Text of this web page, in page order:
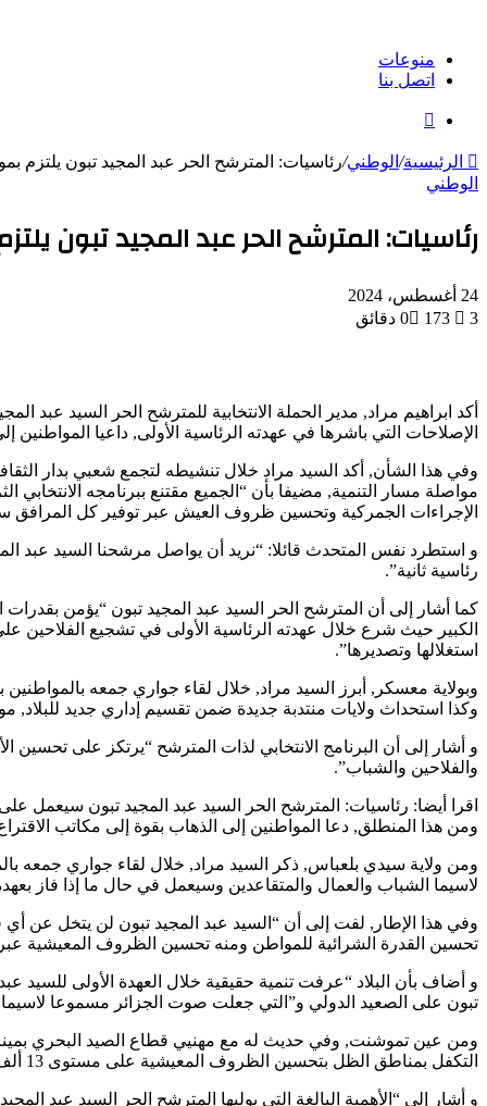
منوعات
اتصل بنا
الرئيسية/ الوطني/رئاسيات: المترشح الحر عبد المجيد تبون يلتزم
الوطني
رئاسيات: المترشح الحر عبد المجيد تبون
24 أغسطس، 2024
0
173 3 دقائق
أكد ابراهيم مراد, مدير الحملة الانتخابية للمترشح الحر السيد
الإصلاحات التي باشرها في عهدته الرئاسية الأولى, داعيا المواطنين إلى المشاركة بقوة في رئاسيات ال7
وفي هذا الشأن, أكد السيد مراد خلال تنشيطه لتجمع شعبي بدار
مواصلة مسار التنمية, مضيفا بأن “الجميع مقتنع ببرنامجه
الإجراءات الجمركية وتحسين ظروف العيش عبر توفير كل المرافق
رئاسية ثانية”.
كما أشار إلى أن المترشح الحر السيد عبد المجيد تبون “يؤمن
الكبير حيث شرع خلال عهدته الرئاسية الأولى في تشجيع الفلاحين
استغلالها وتصديرها”.
وبولاية معسكر, أبرز السيد مراد, خلال لقاء جواري جمعه
وكذا استحداث ولايات منتدبة جديدة ضمن تقسيم إداري جديد للبلاد,
و أشار إلى أن البرنامج الانتخابي لذات المترشح “يرتكز على
والفلاحين والشباب”.
اقرا أيضا: رئاسيات: المترشح الحر السيد عبد المجيد تبون سيعمل
ومن هذا المنطلق, دعا المواطنين إلى الذهاب بقوة إلى مكاتب الاقتراع يوم 7 سبتمبر المقبل للوقوف مع المترشح الحر السيد عبد المجيد تبون “لاستكمال جهوده في بناء الجزائر الجديدة خلال
لاسيما الشباب والعمال والمتقاعدين وسيعمل في حال ما إذا فاز
وفي هذا الإطار, لفت إلى أن “السيد عبد المجيد تبون لن يتخل عن
تحسين القدرة الشرائية للمواطن ومنه تحسين الظروف المعيشية
و أضاف بأن البلاد “عرفت تنمية حقيقية خلال العهدة الأولى
تبون على الصعيد الدولي و”التي جعلت صوت الجزائر مسموعا لاسيما
ومن عين تموشنت, وفي حديث له مع مهنيي قطاع الصيد البحري بميناء
التكفل بمناطق الظل بتحسين الظروف المعيشية على مستوى 13 ألف منطقة ظل عبر الوطن”.